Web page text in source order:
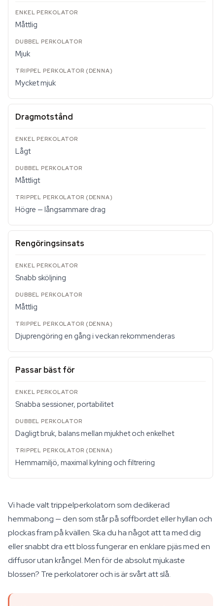
Måttlig
Mjuk
Mycket mjuk
Dragmotstånd
Lågt
Måttligt
Högre — långsammare drag
Rengöringsinsats
Snabb sköljning
Måttlig
Djuprengöring en gång i veckan rekommenderas
Passar bäst för
Snabba sessioner, portabilitet
Dagligt bruk, balans mellan mjukhet och enkelhet
Hemmamiljö, maximal kylning och filtrering
Vi hade valt trippelperkolatorn som dedikerad
hemmabong — den som står på soffbordet eller hyllan och
plockas fram på kvällen. Ska du ha något att ta med dig
eller snabbt dra ett bloss fungerar en enklare pjäs med en
diffusor utan krångel. Men för de absolut mjukaste
blossen? Tre perkolatorer och is är svårt att slå.